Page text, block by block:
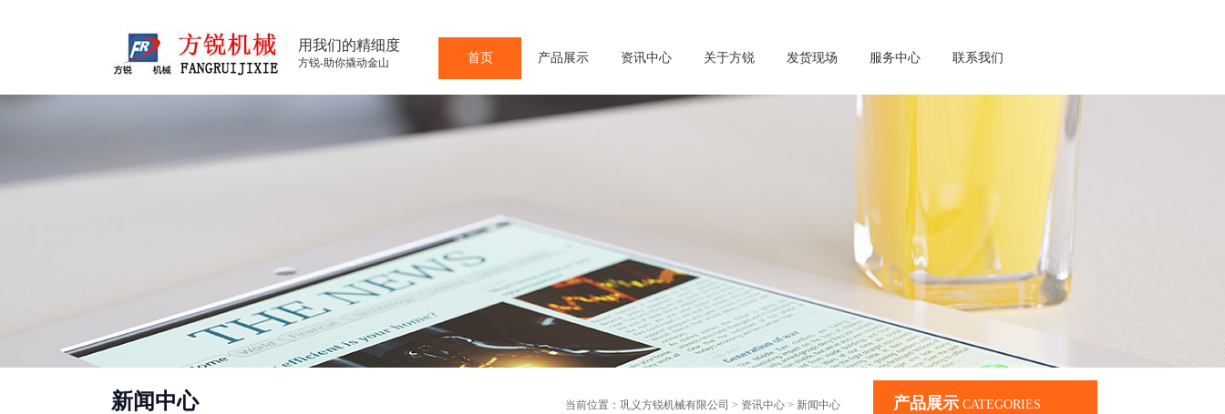
用我们的精细度
方锐-助你撬动金山 首页 产品展示 资讯中心 关于方锐 发货现场 服务中心 联系我们
产品展示 CATEGORIES
新闻中心 当前位置： 巩义方锐机械有限公司 > 资讯中心 > 新闻中心